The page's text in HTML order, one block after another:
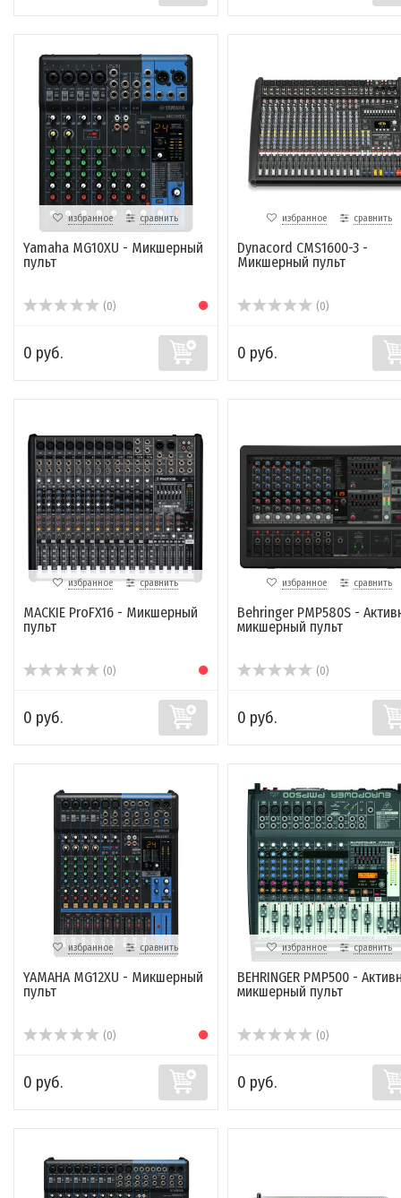
избранное сравнить
Yamaha MG10XU - Микшерный
пульт
(0)
0 руб.
избранное сравнить
Dynacord CMS1600-3 -
Микшерный пульт
(0)
0 руб.
избранное сравнить
MACKIE ProFX16 - Микшерный
пульт
(0)
0 руб.
избранное сравнить
Behringer PMP580S -
микшерный пульт
(0)
0 руб.
избранное сравнить
YAMAHA MG12XU - Микшерный
пульт
(0)
0 руб.
избранное сравнить
BEHRINGER PMP500 -
микшерный пульт
(0)
0 руб.